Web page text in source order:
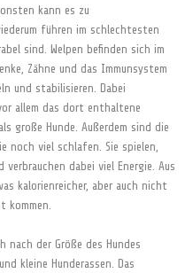
kann es zu
führen im schlechtesten
sind. Welpen befinden sich im
Zähne und das Immunsystem
und stabilisieren. Dabei
allem das dort enthaltene
große Hunde. Außerdem sind die
noch viel schlafen. Sie spielen,
dabei viel Energie. Aus
kalorienreicher, aber auch nicht
kommen.
der Größe des Hundes
kleine Hunderassen. Das